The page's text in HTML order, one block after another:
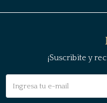
¡Suscribite y